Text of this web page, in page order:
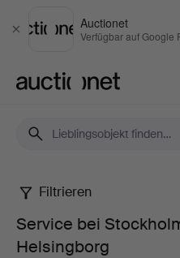
Schließen
Auctionet
Verfügbar auf Google
Service
bei
Filtrieren
Service bei
Helsingborg